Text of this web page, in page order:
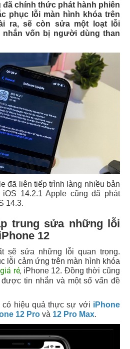
chính thức phát hành phiên
phục lỗi màn hình khóa trên
ra, sẽ còn sửa một loạt lỗi
vốn bị người dùng than
đã liên tiếp trình làng nhiều bản
14.2.1 Apple cũng đã phát
14.3.
trung sửa những lỗi
12
sẽ sửa những lỗi quan trọng.
lỗi cảm ứng trên màn hình khóa
rẻ, iPhone 12. Đồng thời cũng
tin nhắn và một số vấn đề
có hiệu quả thực sự với iPhone
12 Pro và 12 Pro Max.